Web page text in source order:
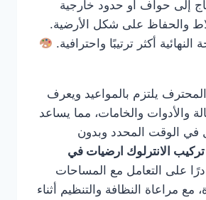
إلى حواف أو حدود خارجية
والحفاظ على شكل الأرضية.
النهائية أكثر ترتيبًا واحترافية.
يلتزم بالمواعيد ويعرف
والأدوات والخامات، مما يساعد
في الوقت المحدد وبدون
تركيب الانترلوك ارضيات في
على التعامل مع المساحات
مع مراعاة النظافة والتنظيم أثناء